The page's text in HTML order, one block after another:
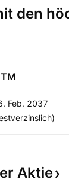
den
Feb. 2037
Aktie